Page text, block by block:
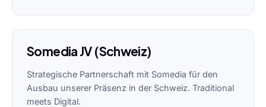
Somedia JV (Schweiz)
Strategische Partnerschaft mit Somedia für den
Ausbau unserer Präsenz in der Schweiz. Traditional
meets Digital.